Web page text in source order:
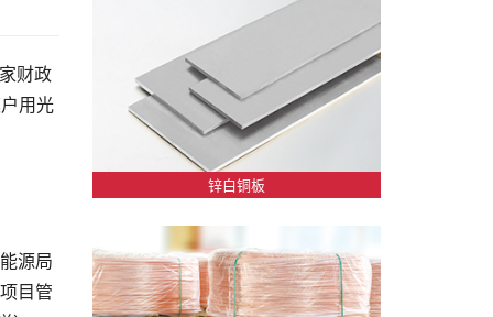
财政
用光
源局
目管
锌白铜板